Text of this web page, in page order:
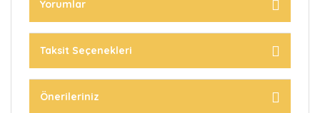
Yorumlar
Taksit Seçenekleri
Önerileriniz